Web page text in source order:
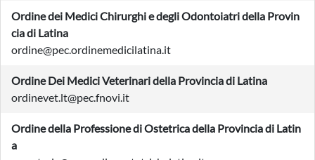
Ordine dei Medici Chirurghi e degli Odontoiatri della Provin
cia di Latina
ordine@pec.ordinemedicilatina.it
Ordine Dei Medici Veterinari della Provincia di Latina
ordinevet.lt@pec.fnovi.it
Ordine della Professione di Ostetrica della Provincia di Latin
a